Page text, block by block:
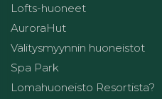
Lofts-huoneet
AuroraHut
Välitysmyynnin huoneistot
Spa Park
Lomahuoneisto Resortista?